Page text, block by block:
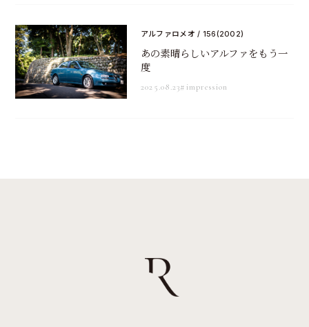
アルファロメオ / 156(2002)
あの素晴らしいアルファをもう一
度
2025.08.23#impression